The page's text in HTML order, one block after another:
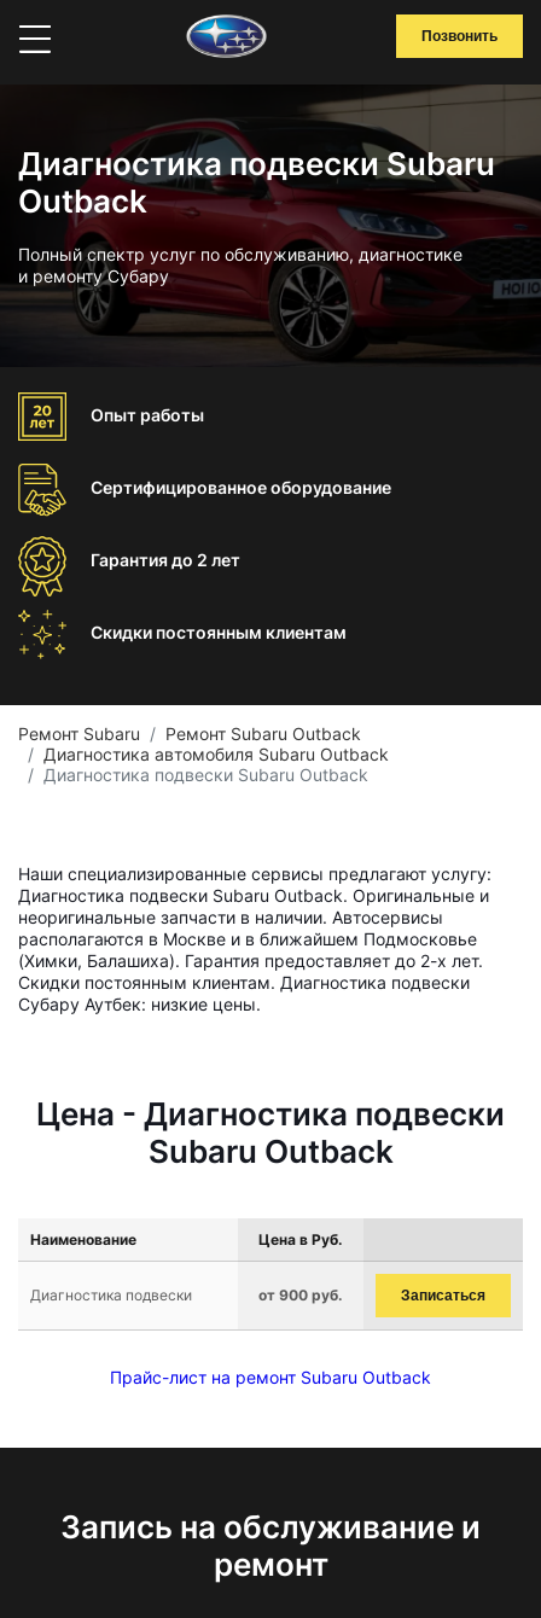
Позвонить
Диагностика подвески Subaru
Outback
Полный спектр услуг по обслуживанию, диагностике
и ремонту Субару
Опыт работы
Сертифицированноеоборудование
Гарантиядо 2 лет
Скидки постоянным клиентам
Ремонт Subaru
Ремонт Subaru Outback
Диагностика автомобиля Subaru Outback
Диагностика подвески Subaru Outback
Наши специализированные сервисы предлагают услугу:
Диагностика подвески Subaru Outback. Оригинальные и
неоригинальные запчасти в наличии. Автосервисы
располагаются в Москве и в ближайшем Подмосковье
(Химки, Балашиха). Гарантия предоставляет до 2-х лет.
Скидки постоянным клиентам. Диагностика подвески
Субару Аутбек: низкие цены.
Цена - Диагностика подвески
Subaru Outback
Наименование Цена в Руб.
Диагностика подвески от 900 руб. Записаться
Прайс-лист на ремонт Subaru Outback
Запись на обслуживание и
ремонт